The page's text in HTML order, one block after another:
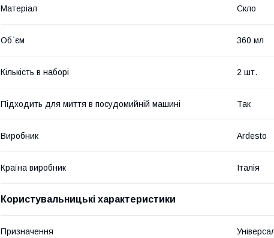
Матеріал Скло
Об`єм 360 мл
Кількість в наборі 2 шт.
Підходить для миття в посудомийній машині Так
Виробник Ardesto
Країна виробник Італія
Користувальницькі характеристики
Призначення